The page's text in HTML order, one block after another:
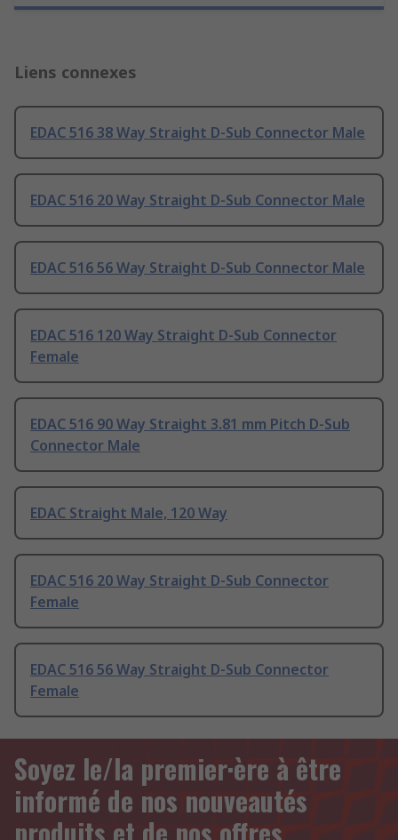
Liens connexes
EDAC 516 38 Way Straight D-Sub Connector Male
EDAC 516 20 Way Straight D-Sub Connector Male
EDAC 516 56 Way Straight D-Sub Connector Male
EDAC 516 120 Way Straight D-Sub Connector
Female
EDAC 516 90 Way Straight 3.81 mm Pitch D-Sub
Connector Male
EDAC Straight Male, 120 Way
EDAC 516 20 Way Straight D-Sub Connector
Female
EDAC 516 56 Way Straight D-Sub Connector
Female
Soyez le/la premier·ère à être
informé de nos nouveautés